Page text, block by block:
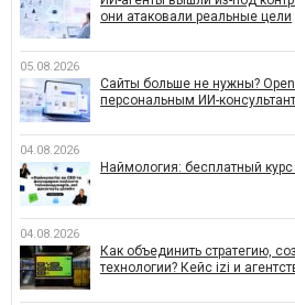
они атаковали реальные цели
05.08.2026
Сайты больше не нужны?
персональным ИИ-
04.08.2026
Наймология: бесплатный
04.08.2026
Как объединить стратегию,
технологии? Кейс izi и